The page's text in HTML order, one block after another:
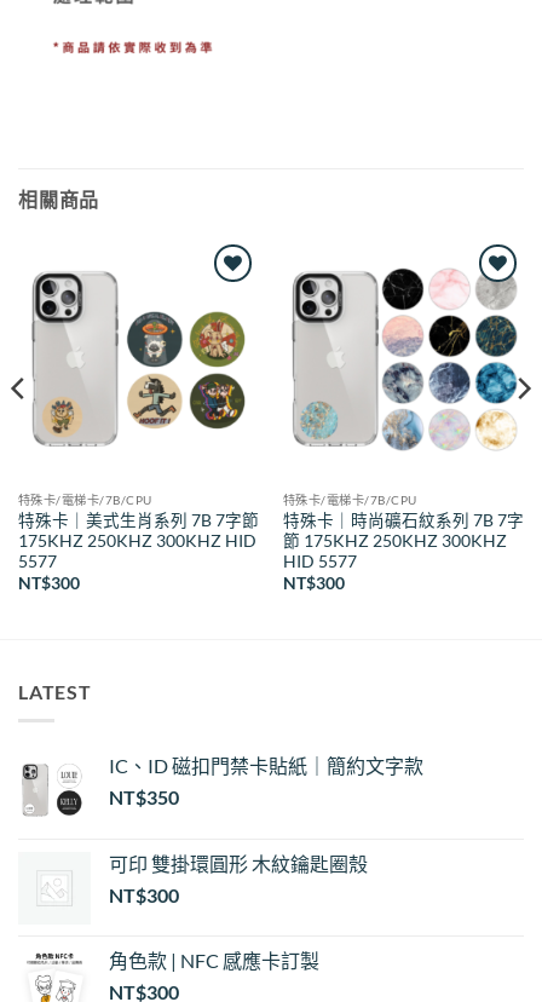
相關商品
wishlist
特殊卡/電梯卡/7B/CPU
特殊卡｜美式生肖系列 7B 7字節
175KHZ 250KHZ 300KHZ HID
5577
NT$300
Add to
wishlist
特殊卡/電梯卡/7B/CPU
特殊卡｜時尚礦石紋系列 7B 7字
節 175KHZ 250KHZ 300KHZ
HID 5577
NT$300
LATEST
IC、ID 磁扣門禁卡貼紙｜簡約文字款
NT$350
可印 雙掛環圓形 木紋鑰匙圈殼
NT$300
角色款 | NFC 感應卡訂製
NT$300